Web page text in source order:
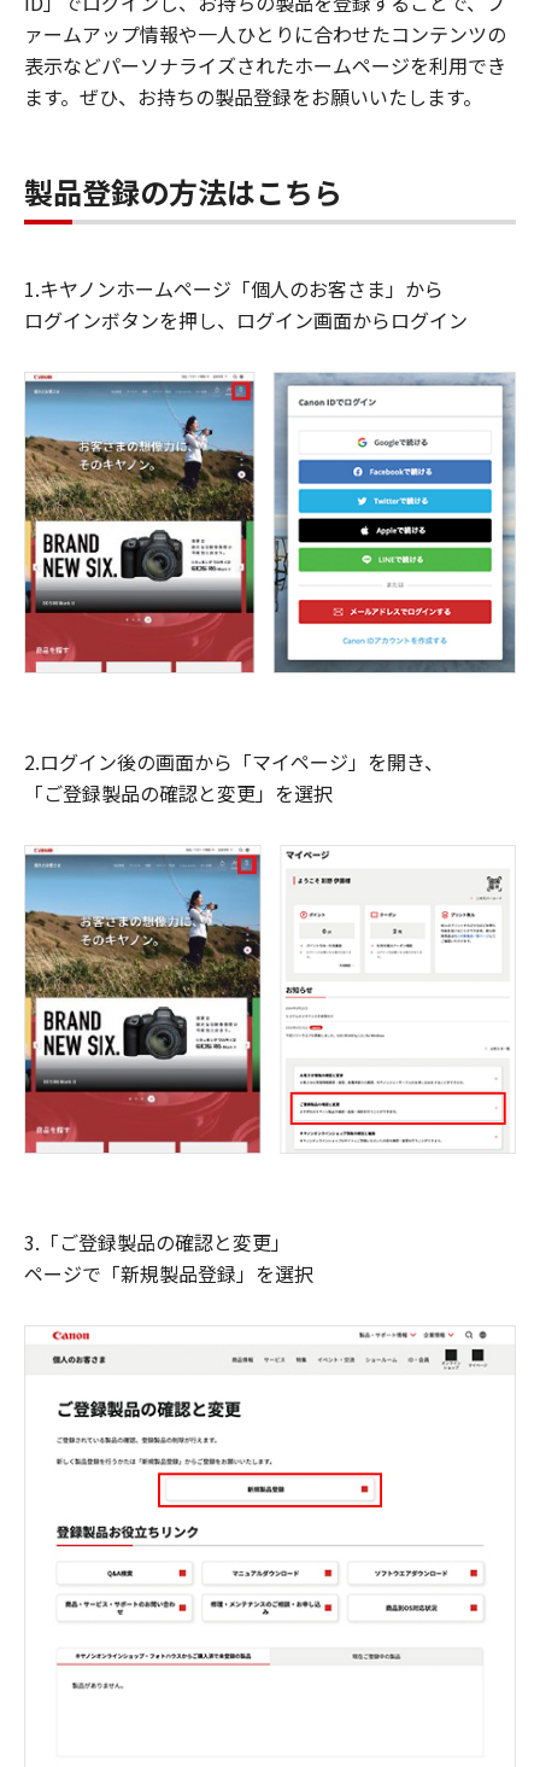
ァームアップ情報や一人ひとりに合わせたコンテンツの
表示などパーソナライズされたホームページを利用でき
ます。ぜひ、お持ちの製品登録をお願いいたします。
製品登録の方法はこちら
1.キヤノンホームページ「個人のお客さま」から
ログインボタンを押し、ログイン画面からログイン
2.ログイン後の画面から「マイページ」を開き、
「ご登録製品の確認と変更」を選択
3.「ご登録製品の確認と変更」
ページで「新規製品登録」を選択